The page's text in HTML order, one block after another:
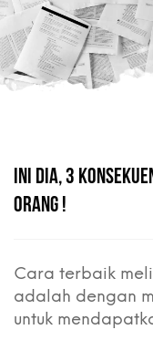
INI DIA, 3
ORANG !
Cara terbaik
adalah dengan
untuk